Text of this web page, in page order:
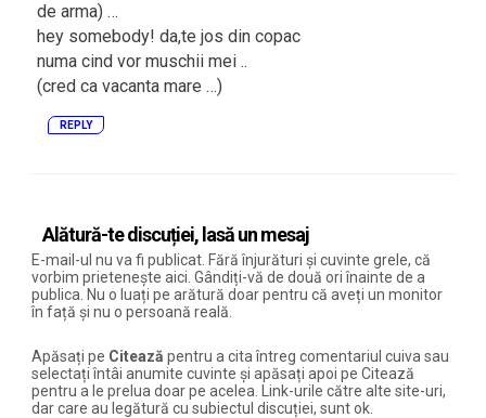
de arma) …
hey somebody! da,te jos din copac
numa cind vor muschii mei ..
(cred ca vacanta mare …)
REPLY
Alătură-te discuției, lasă un mesaj
E-mail-ul nu va fi publicat. Fără înjurături și cuvinte grele, că
vorbim prietenește aici. Gândiți-vă de două ori înainte de a
publica. Nu o luați pe arătură doar pentru că aveți un monitor
în față și nu o persoană reală.
Apăsați pe Citează pentru a cita întreg comentariul cuiva sau
selectați întâi anumite cuvinte și apăsați apoi pe Citează
pentru a le prelua doar pe acelea. Link-urile către alte site-uri,
dar care au legătură cu subiectul discuției, sunt ok.